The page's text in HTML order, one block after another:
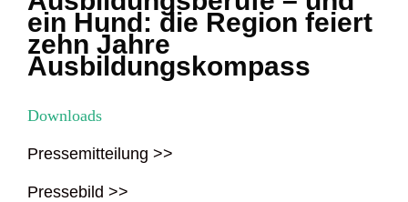
ein Hund: die Region feiert
zehn Jahre
Ausbildungskompass
Downloads
Pressemitteilung >>
Pressebild >>